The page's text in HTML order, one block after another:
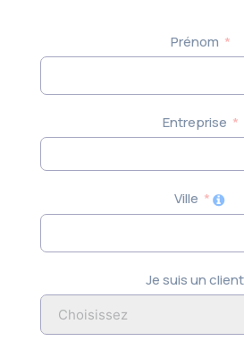
Prénom
Entreprise
Ville
Je suis un client